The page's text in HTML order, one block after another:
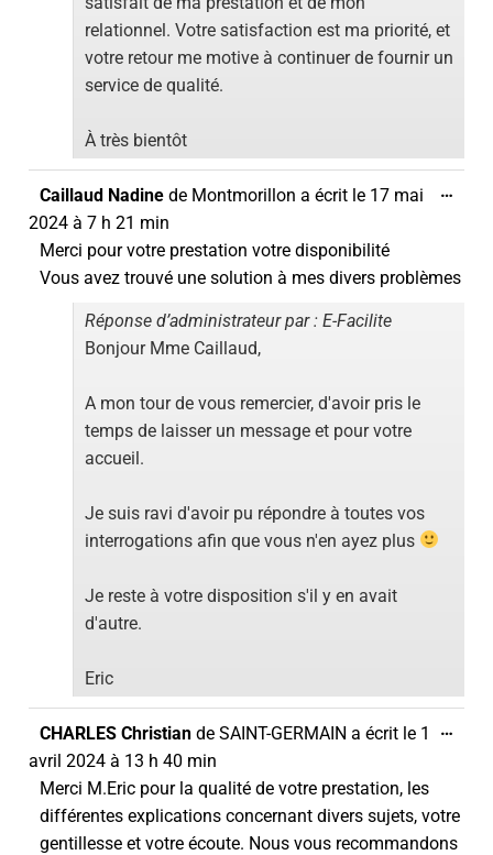
relationnel. Votre satisfaction est ma priorité, et
votre retour me motive à continuer de fournir un
service de qualité.
À très bientôt
Caillaud Nadine de Montmorillon a écrit le 17 mai
2024 à 7 h 21 min
Merci pour votre prestation votre disponibilité
Vous avez trouvé une solution à mes divers problèmes
Réponse d’administrateur par : E-Facilite
Bonjour Mme Caillaud,
A mon tour de vous remercier, d'avoir pris le
temps de laisser un message et pour votre
accueil.
Je suis ravi d'avoir pu répondre à toutes vos
interrogations afin que vous n'en ayez plus
Je reste à votre disposition s'il y en avait
d'autre.
Eric
…
CHARLES Christian de SAINT-GERMAIN a écrit le 1
avril 2024 à 13 h 40 min
Merci M.Eric pour la qualité de votre prestation, les
différentes explications concernant divers sujets, votre
gentillesse et votre écoute. Nous vous recommandons
…